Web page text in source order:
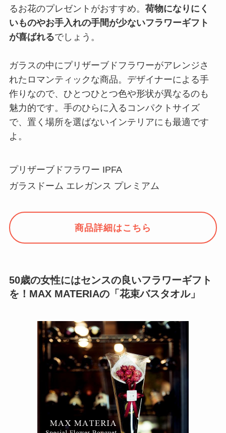
るお花のプレゼントがおすすめ。 荷物になりにく
いものやお手入れの手間が少ないフラワーギフト
が喜ばれるでしょう。
ガラスの中にプリザーブドフラワーがアレンジさ
れたロマンティックな商品。デザイナーによる手
作りなので、ひとつひとつ色や形状が異なるのも
魅力的です。手のひらに入るコンパクトサイズ
で、置く場所を選ばないインテリアにも最適です
よ。
プリザーブドフラワー IPFA
ガラスドーム エレガンス プレミアム
商品詳細はこちら
50歳の女性にはセンスの良いフラワーギフト
を！MAX MATERIAの「花束バスタオル」